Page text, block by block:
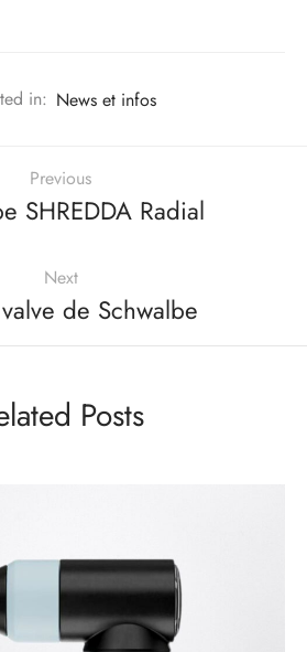
in: News et infos
Previous
SHREDDA Radial
Next
de Schwalbe
Posts